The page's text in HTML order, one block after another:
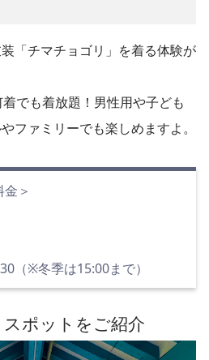
「チマチョゴリ」を着る体験が
でも着放題！男性用や子ども
ファミリーでも楽しめますよ。
＞
（※冬季は15:00まで）
ポットをご紹介